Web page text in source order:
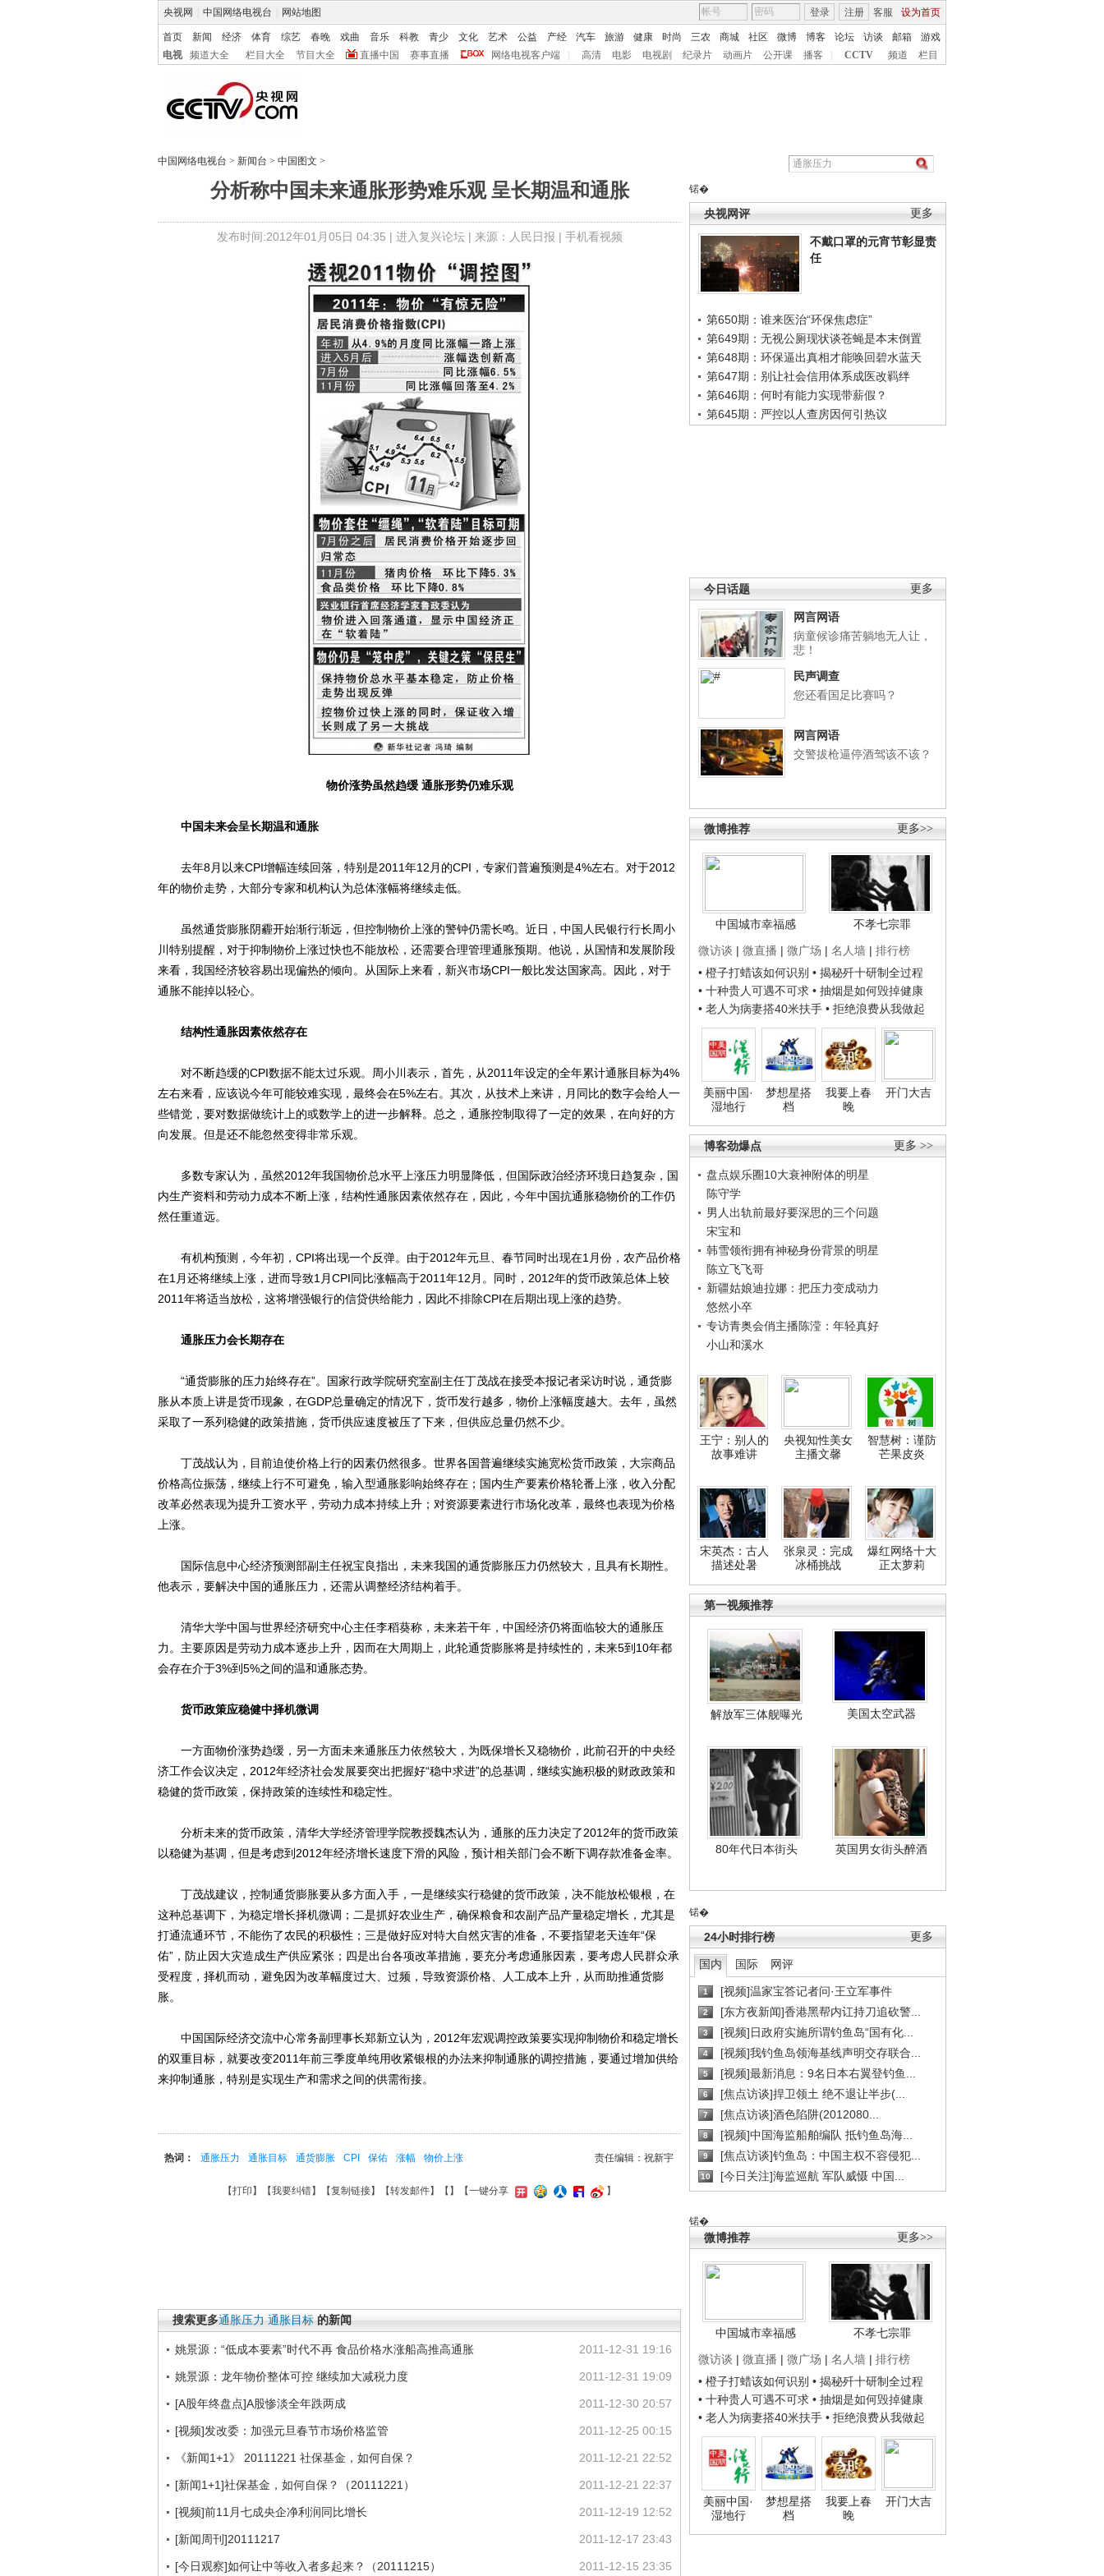
央视网 中国网络电视台 网站地图 客服 设为首页
登录 注册
首页 新闻 经济 体育 综艺 春晚 戏曲 音乐 科教 青少 文化 艺术 公益 产经 汽车 旅游 健康 时尚 三农 商城 社区 微博 博客 论坛 访谈 邮箱
游戏
电视
频道大全 栏目大全 节目大全 直播中国 赛事直播 网络电视客户端 高清 电影 电视剧 纪录片 动画片 公开课 播客 CCTV 频道 栏目
中国网络电视台 > 新闻台 > 中国图文 >
分析称中国未来通胀形势难乐观 呈长期温和通胀
发布时间:2012年01月05日 04:35 | 进入复兴论坛| 来源：人民日报 | 手机看视频
锘�
更多
央视网评
不戴口罩的元宵节彰显责
任
第650期：谁来医治“环保焦虑症”
第649期：无视公厕现状谈苍蝇是本末倒置
第648期：环保逼出真相才能唤回碧水蓝天
第647期：别让社会信用体系成医改羁绊
第646期：何时有能力实现带薪假？
第645期：严控以人查房因何引热议
更多
今日话题
网言网语
病童候诊痛苦躺地无人让，
悲！
民声调查
您还看国足比赛吗？
网言网语
交警拔枪逼停酒驾该不该？
更多>>
微博推荐
中国城市幸福感
不孝七宗罪
微访谈 | 微直播 | 微广场 | 名人墙 | 排行榜
• 橙子打蜡该如何识别 • 揭秘歼十研制全过程
• 十种贵人可遇不可求 • 抽烟是如何毁掉健康
• 老人为病妻搭40米扶手 • 拒绝浪费从我做起
美丽中国·
湿地行
梦想星搭
档
我要上春
晚
开门大吉
更多 >>
博客劲爆点
盘点娱乐圈10大衰神附体的明星
陈守学
男人出轨前最好要深思的三个问题
宋宝和
韩雪领衔拥有神秘身份背景的明星
陈立飞飞哥
新疆姑娘迪拉娜：把压力变成动力
悠然小卒
专访青奥会俏主播陈滢：年轻真好
小山和溪水
王宁：别人的
故事难讲
央视知性美女
主播文馨
智慧树：谨防
芒果皮炎
宋英杰：古人
描述处暑
张泉灵：完成
冰桶挑战
爆红网络十大
正太萝莉
第一视频推荐
解放军三体舰曝光 美国太空武器
80年代日本街头 英国男女街头醉酒
锘�
更多
24小时排行榜
国内 国际 网评
1 [视频]温家宝答记者问·王立军事件
2 [东方夜新闻]香港黑帮内讧持刀追砍警...
3 [视频]日政府实施所谓钓鱼岛“国有化...
4 [视频]我钓鱼岛领海基线声明交存联合...
5 [视频]最新消息：9名日本右翼登钓鱼...
6 [焦点访谈]捍卫领土 绝不退让半步(...
7 [焦点访谈]酒色陷阱(2012080...
8 [视频]中国海监船舶编队 抵钓鱼岛海...
9 [焦点访谈]钓鱼岛：中国主权不容侵犯...
10 [今日关注]海监巡航 军队威慑 中国...
锘�
更多>>
微博推荐
中国城市幸福感
不孝七宗罪
微访谈 | 微直播 | 微广场 | 名人墙 | 排行榜
• 橙子打蜡该如何识别 • 揭秘歼十研制全过程
• 十种贵人可遇不可求 • 抽烟是如何毁掉健康
• 老人为病妻搭40米扶手 • 拒绝浪费从我做起
美丽中国·
湿地行
梦想星搭
档
我要上春
晚
开门大吉
物价涨势虽然趋缓 通胀形势仍难乐观
中国未来会呈长期温和通胀
去年8月以来CPI增幅连续回落，特别是2011年12月的CPI，专家们普遍预测是4%左右。对于2012
年的物价走势，大部分专家和机构认为总体涨幅将继续走低。
虽然通货膨胀阴霾开始渐行渐远，但控制物价上涨的警钟仍需长鸣。近日，中国人民银行行长周小
川特别提醒，对于抑制物价上涨过快也不能放松，还需要合理管理通胀预期。他说，从国情和发展阶段
来看，我国经济较容易出现偏热的倾向。从国际上来看，新兴市场CPI一般比发达国家高。因此，对于
通胀不能掉以轻心。
结构性通胀因素依然存在
对不断趋缓的CPI数据不能太过乐观。周小川表示，首先，从2011年设定的全年累计通胀目标为4%
左右来看，应该说今年可能较难实现，最终会在5%左右。其次，从技术上来讲，月同比的数字会给人一
些错觉，要对数据做统计上的或数学上的进一步解释。总之，通胀控制取得了一定的效果，在向好的方
向发展。但是还不能忽然变得非常乐观。
多数专家认为，虽然2012年我国物价总水平上涨压力明显降低，但国际政治经济环境日趋复杂，国
内生产资料和劳动力成本不断上涨，结构性通胀因素依然存在，因此，今年中国抗通胀稳物价的工作仍
然任重道远。
有机构预测，今年初，CPI将出现一个反弹。由于2012年元旦、春节同时出现在1月份，农产品价格
在1月还将继续上涨，进而导致1月CPI同比涨幅高于2011年12月。同时，2012年的货币政策总体上较
2011年将适当放松，这将增强银行的信贷供给能力，因此不排除CPI在后期出现上涨的趋势。
通胀压力会长期存在
“通货膨胀的压力始终存在”。国家行政学院研究室副主任丁茂战在接受本报记者采访时说，通货膨
胀从本质上讲是货币现象，在GDP总量确定的情况下，货币发行越多，物价上涨幅度越大。去年，虽然
采取了一系列稳健的政策措施，货币供应速度被压了下来，但供应总量仍然不少。
丁茂战认为，目前迫使价格上行的因素仍然很多。世界各国普遍继续实施宽松货币政策，大宗商品
价格高位振荡，继续上行不可避免，输入型通胀影响始终存在；国内生产要素价格轮番上涨，收入分配
改革必然表现为提升工资水平，劳动力成本持续上升；对资源要素进行市场化改革，最终也表现为价格
上涨。
国际信息中心经济预测部副主任祝宝良指出，未来我国的通货膨胀压力仍然较大，且具有长期性。
他表示，要解决中国的通胀压力，还需从调整经济结构着手。
清华大学中国与世界经济研究中心主任李稻葵称，未来若干年，中国经济仍将面临较大的通胀压
力。主要原因是劳动力成本逐步上升，因而在大周期上，此轮通货膨胀将是持续性的，未来5到10年都
会存在介于3%到5%之间的温和通胀态势。
货币政策应稳健中择机微调
一方面物价涨势趋缓，另一方面未来通胀压力依然较大，为既保增长又稳物价，此前召开的中央经
济工作会议决定，2012年经济社会发展要突出把握好“稳中求进”的总基调，继续实施积极的财政政策和
稳健的货币政策，保持政策的连续性和稳定性。
分析未来的货币政策，清华大学经济管理学院教授魏杰认为，通胀的压力决定了2012年的货币政策
以稳健为基调，但是考虑到2012年经济增长速度下滑的风险，预计相关部门会不断下调存款准备金率。
丁茂战建议，控制通货膨胀要从多方面入手，一是继续实行稳健的货币政策，决不能放松银根，在
这种总基调下，为稳定增长择机微调；二是抓好农业生产，确保粮食和农副产品产量稳定增长，尤其是
打通流通环节，不能伤了农民的积极性；三是做好应对特大自然灾害的准备，不要指望老天连年“保
佑”，防止因大灾造成生产供应紧张；四是出台各项改革措施，要充分考虑通胀因素，要考虑人民群众承
受程度，择机而动，避免因为改革幅度过大、过频，导致资源价格、人工成本上升，从而助推通货膨
胀。
中国国际经济交流中心常务副理事长郑新立认为，2012年宏观调控政策要实现抑制物价和稳定增长
的双重目标，就要改变2011年前三季度单纯用收紧银根的办法来抑制通胀的调控措施，要通过增加供给
来抑制通胀，特别是实现生产和需求之间的供需衔接。
责任编辑：祝新宇
热词： 通胀压力 通胀目标 通货膨胀 CPI 保佑 涨幅 物价上涨
【打印 】【我要纠错】【复制链接】【转发邮件】【 】 【一键分享 】
搜索更多通胀压力 通胀目标 的新闻
2011-12-31 19:16
姚景源：“低成本要素”时代不再 食品价格水涨船高推高通胀
2011-12-31 19:09
姚景源：龙年物价整体可控 继续加大减税力度
2011-12-30 20:57
[A股年终盘点]A股惨淡全年跌两成
2011-12-25 00:15
[视频]发改委：加强元旦春节市场价格监管
2011-12-21 22:52
《新闻1+1》 20111221 社保基金，如何自保？
2011-12-21 22:37
[新闻1+1]社保基金，如何自保？（20111221）
2011-12-19 12:52
[视频]前11月七成央企净利润同比增长
2011-12-17 23:43
[新闻周刊]20111217
2011-12-15 23:35
[今日观察]如何让中等收入者多起来？（20111215）